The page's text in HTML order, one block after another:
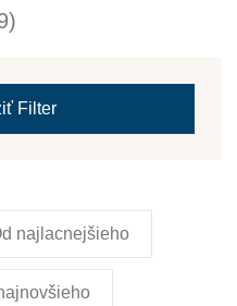
Filter
najlacnejšieho